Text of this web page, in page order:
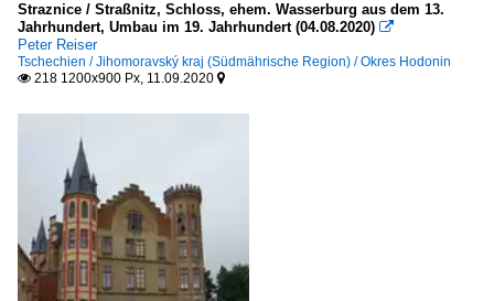
Straznice / Straßnitz, Schloss, ehem. Wasserburg aus dem 13.
Jahrhundert, Umbau im 19. Jahrhundert (04.08.2020) 
Peter Reiser
Tschechien / Jihomoravský kraj (Südmährische Region) / Okres Hodonin
 218 1200x900 Px, 11.09.2020 